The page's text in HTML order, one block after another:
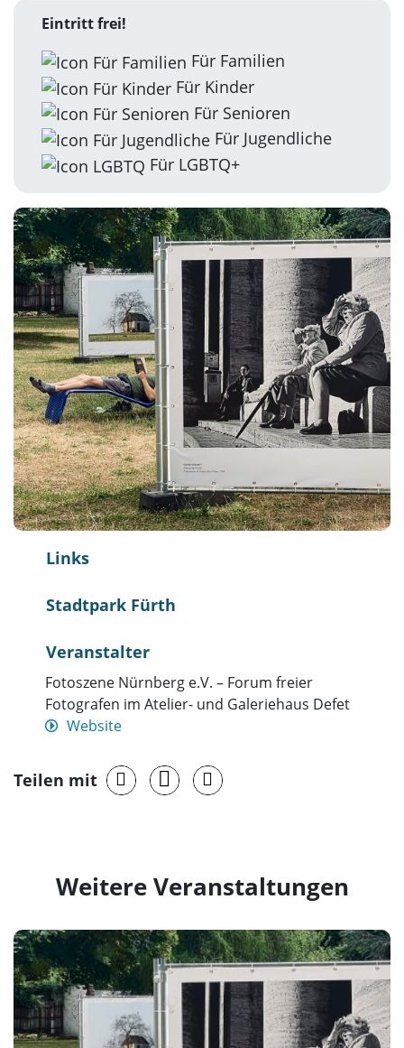
Eintritt frei!
Für Familien
Für Kinder
Für Senioren
Für Jugendliche
Für LGBTQ+
Links
Stadtpark Fürth
Veranstalter
Fotoszene Nürnberg e.V. – Forum freier
Fotografen im Atelier- und Galeriehaus Defet
Website
Teilen mit
Weitere Veranstaltungen